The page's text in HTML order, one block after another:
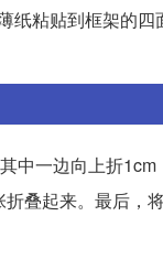
粘贴到框架的四
一边向上折1cm
叠起来。最后，